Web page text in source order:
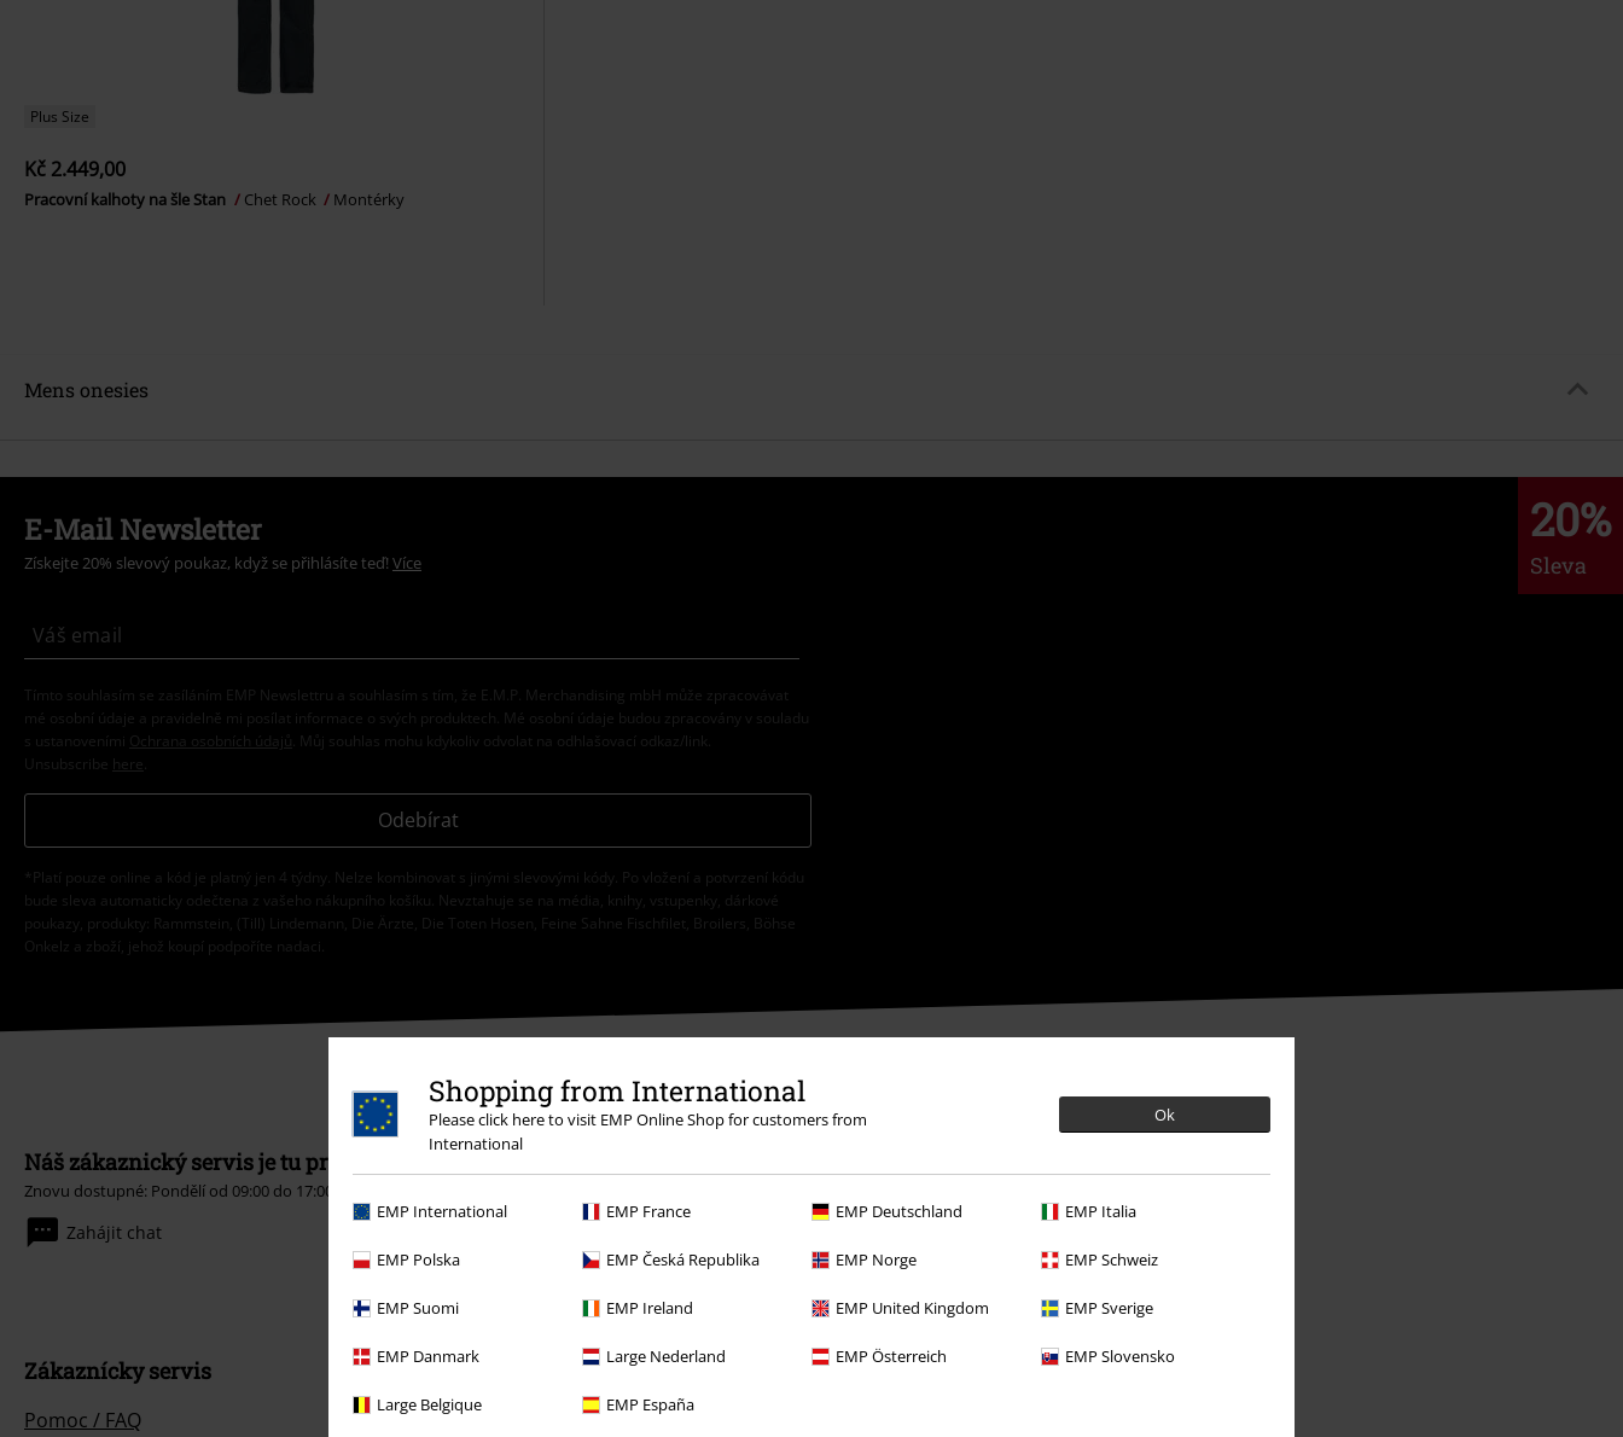
Shopping from International
Please click here to visit EMP Online Shop for customers from
International
Ok
EMP International EMP France EMP Deutschland EMP Italia
EMP Polska EMP Česká Republika EMP Norge EMP Schweiz
EMP Suomi EMP Ireland EMP United Kingdom EMP Sverige
EMP Danmark Large Nederland EMP Österreich EMP Slovensko
Large Belgique EMP España
Plus Size
Kč 2.449,00
Pracovní kalhoty na šle Stan Chet Rock Montérky
Mens onesies
20%
Sleva
E-Mail Newsletter
Získejte 20% slevový poukaz, když se přihlásíte teď! Více
Tímto souhlasím se zasíláním EMP Newslettru a souhlasím s tím, že E.M.P. Merchandising mbH může zpracovávat
mé osobní údaje a pravidelně mi posílat informace o svých produktech. Mé osobní údaje budou zpracovány v souladu
s ustanoveními
Ochrana osobních údajů . Můj souhlas mohu kdykoliv odvolat na odhlašovací odkaz/link.
Unsubscribe here
Odebírat
*Platí pouze online a kód je platný jen 4 týdny. Nelze kombinovat s jinými slevovými kódy. Po vložení a potvrzení kódu
bude sleva automaticky odečtena z vašeho nákupního košíku. Nevztahuje se na média, knihy, vstupenky, dárkové
poukazy, produkty: Rammstein, (Till) Lindemann, Die Ärzte, Die Toten Hosen, Feine Sahne Fischfilet, Broilers, Böhse
Onkelz a zboží, jehož koupí podpoříte nadaci.
Náš zákaznický servis je tu pro vás
Znovu dostupné: Pondělí od 09:00 do 17:00.
Zahájit chat
Zákaznícky servis
Pomoc / FAQ
Nabídky pro vás
Soutěž
O EMP